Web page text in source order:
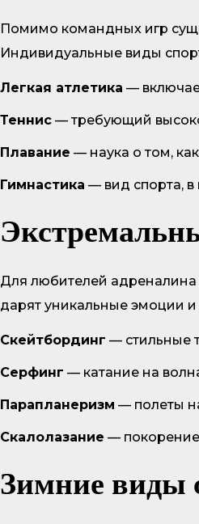
Помимо командных игр
Индивидуальные виды
Легкая атлетика —
Теннис — требующий
Плавание — наука о том,
Гимнастика — вид спорта, в
Для любителей адреналина
дарят уникальные эмоции
Скейтбординг — стильные
Серфинг — катание на
Парапланеризм — полеты
Скалолазание —
Зимние виды